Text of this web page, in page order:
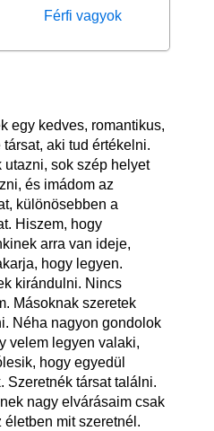
Férfi vagyok
egy kedves, romantikus,
társat, aki tud értékelni.
utazni, sok szép helyet
és imádom az
különösebben a
Hiszem, hogy
arra van ideje,
hogy legyen.
kirándulni. Nincs
Másoknak szeretek
Néha nagyon gondolok
velem legyen valaki,
hogy egyedül
Szeretnék társat találni.
nagy elvárásaim csak
életben mit szeretnél.